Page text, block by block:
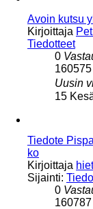
Avoin kutsu
Kirjoittaja
Tiedotteet
0
160575
Uusin
15
Tiedote
ko
Kirjoittaja
Sijainti:
0
160787